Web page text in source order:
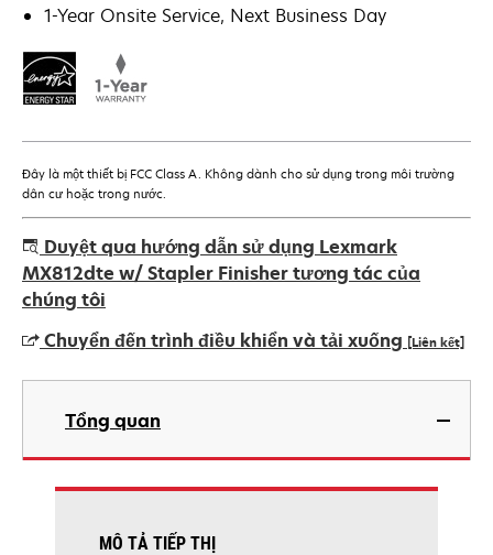
1-Year Onsite Service, Next Business Day
Đây là một thiết bị FCC Class A. Không dành cho sử dụng trong môi trường
dân cư hoặc trong nước.
Duyệt qua hướng dẫn sử dụng Lexmark
MX812dte w/ Stapler Finisher tương tác của
chúng tôi
Chuyển đến trình điều khiển và tải xuống [Liên kết]
opens
new
Tổng quan
MÔ TẢ TIẾP THỊ